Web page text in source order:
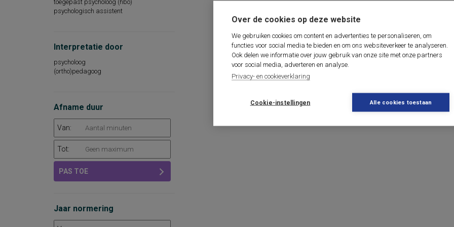
Over de cookies op deze website
We gebruiken cookies om content en advertenties te personaliseren, om
functies voor social media te bieden en om ons websiteverkeer te analyseren.
Ook delen we informatie over jouw gebruik van onze site met onze partners
voor social media, adverteren en analyse.
Privacy- en cookieverklaring
Cookie-instellingen Alle cookies toestaan
toegepast psycholoog (hbo)
psychologisch assistent
Interpretatie door
psycholoog
(ortho)pedagoog
Afname duur
Van:
Tot:
PAS TOE
Jaar normering